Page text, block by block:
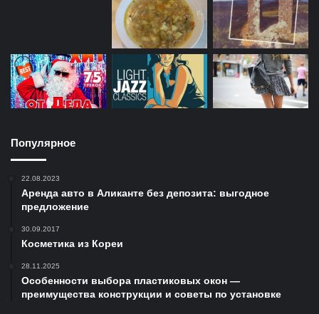
Популярное
22.08.2023
Аренда авто в Аликанте без депозита: выгодное
предложение
30.09.2017
Косметика из Кореи
28.11.2025
Особенности выбора пластиковых окон —
преимущества конструкции и советы по установке